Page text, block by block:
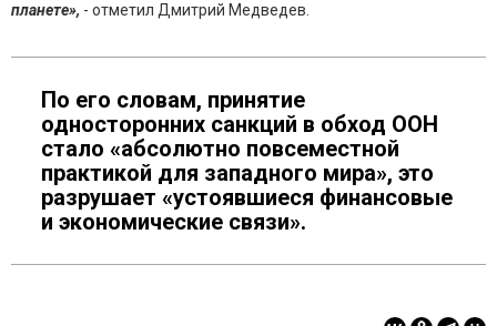
планете», - отметил Дмитрий Медведев.
По его словам, принятие
односторонних санкций в обход ООН
стало «абсолютно повсеместной
практикой для западного мира», это
разрушает «устоявшиеся финансовые
и экономические связи».